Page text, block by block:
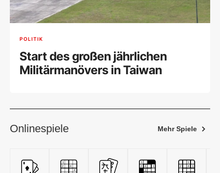
POLITIK
Start des großen jährlichen
Militärmanövers in Taiwan
Onlinespiele Mehr Spiele